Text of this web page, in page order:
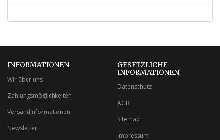
INFORMATIONEN
Wir über uns
Zahlungsmöglichkeiten
Versandinformationen
Newsletter
GESETZLICHE
INFORMATIONEN
Datenschutz
AGB
Sitemap
Impressum